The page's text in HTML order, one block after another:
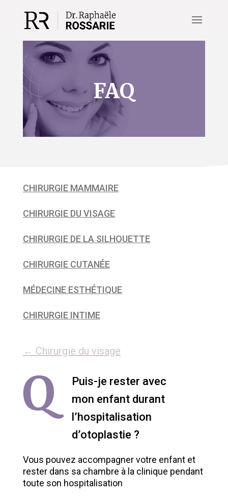
FAQ
CHIRURGIE MAMMAIRE
CHIRURGIE DU VISAGE
CHIRURGIE DE LA SILHOUETTE
CHIRURGIE CUTANÉE
MÉDECINE ESTHÉTIQUE
CHIRURGIE INTIME
← Chirurgie du visage
Puis-je rester avec
mon enfant durant
l’hospitalisation
d’otoplastie ?
Vous pouvez accompagner votre enfant et
rester dans sa chambre à la clinique pendant
toute son hospitalisation